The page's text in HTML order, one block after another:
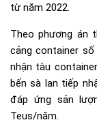
từ năm 2022.
Theo phương án
cảng container
nhận tàu
bến sà lan tiếp
đáp ứng sản
Teus/năm.